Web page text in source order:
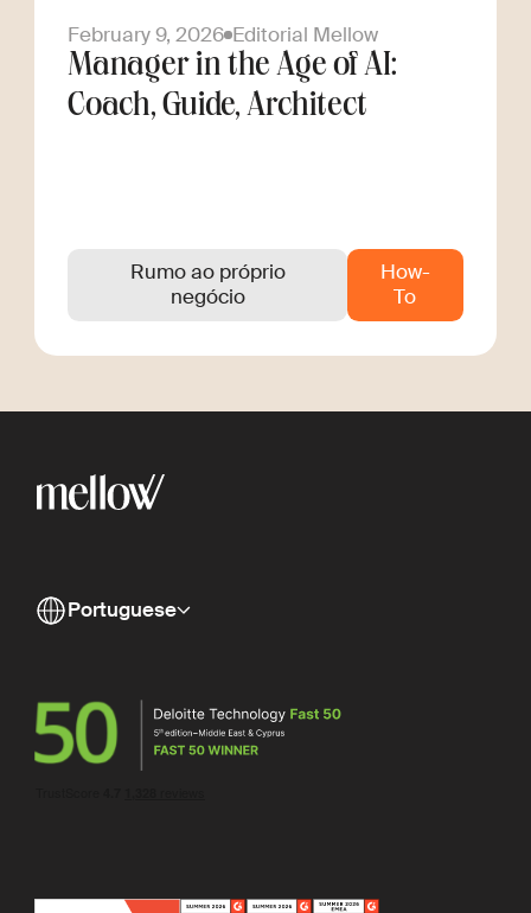
February 9, 2026 Editorial Mellow
Manager in the Age of AI:
Coach, Guide, Architect
Rumo ao próprio
negócio
How-
To
Portuguese